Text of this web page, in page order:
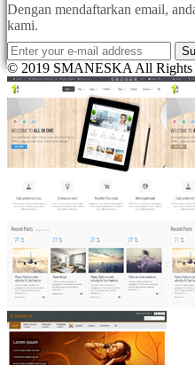
Dengan mendaftarkan email,
kami.
© 2019 SMANESKA All Rights